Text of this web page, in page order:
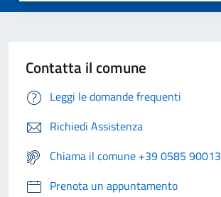
Contatta il comune
Leggi le domande frequenti
Richiedi Assistenza
Chiama il comune +39 0585 90013
Prenota un appuntamento